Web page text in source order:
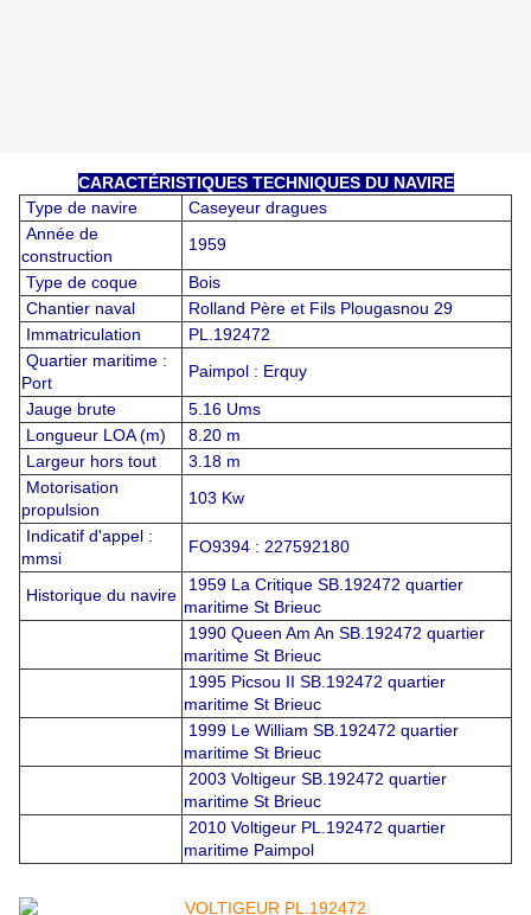
CARACTÉRISTIQUES TECHNIQUES DU NAVIRE
Type de navire
Caseyeur dragues
Année de
construction
1959
Type de coque
Bois
Chantier naval
Rolland Père et Fils Plougasnou 29
Immatriculation
PL.192472
Quartier maritime :
Port
Paimpol : Erquy
Jauge brute
5.16 Ums
Longueur LOA (m)
8.20 m
Largeur hors tout
3.18 m
Motorisation
propulsion
103 Kw
Indicatif d'appel :
mmsi
FO9394 : 227592180
Historique du navire
1959 La Critique SB.192472 quartier
maritime St Brieuc
1990 Queen Am An SB.192472 quartier
maritime St Brieuc
1995 Picsou II SB.192472 quartier
maritime St Brieuc
1999 Le William SB.192472 quartier
maritime St Brieuc
2003 Voltigeur SB.192472 quartier
maritime St Brieuc
2010 Voltigeur PL.192472 quartier
maritime Paimpol